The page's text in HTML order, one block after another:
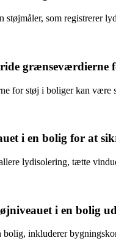
støjmåler, som
grænseværdierne
for støj i boliger kan være
i en bolig for at
lydisolering, tætte
i en bolig
inkluderer